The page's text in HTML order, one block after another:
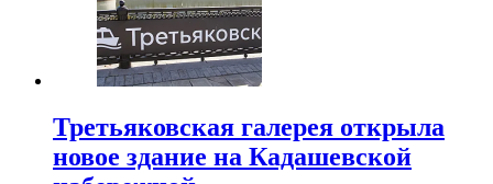
Третьяковская галерея открыла
новое здание на Кадашевской